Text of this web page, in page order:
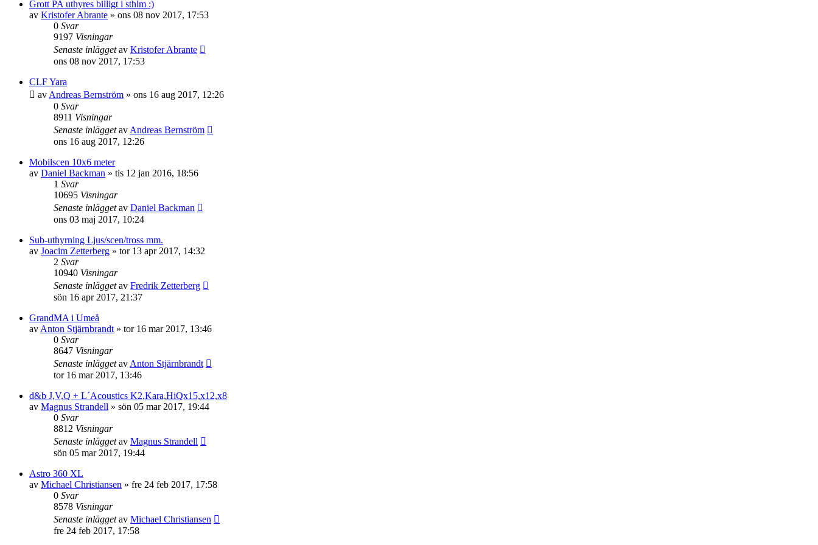
Grott PA uthyres billigt i sthlm :)
av Kristofer Abrante » ons 08 nov 2017, 17:53
0 Svar
9197 Visningar
Senaste inläggetav Kristofer Abrante
ons 08 nov 2017, 17:53
CLF Yara
av Andreas Bernström » ons 16 aug 2017, 12:26
0 Svar
8911 Visningar
Senaste inläggetav Andreas Bernström
ons 16 aug 2017, 12:26
Mobilscen 10x6 meter
av Daniel Backman » tis 12 jan 2016, 18:56
1 Svar
10695 Visningar
Senaste inläggetav Daniel Backman
ons 03 maj 2017, 10:24
Sub-uthyrning Ljus/scen/tross mm.
av Joacim Zetterberg » tor 13 apr 2017, 14:32
2 Svar
10940 Visningar
Senaste inläggetav Fredrik Zetterberg
sön 16 apr 2017, 21:37
GrandMA i Umeå
av Anton Stjärnbrandt » tor 16 mar 2017, 13:46
0 Svar
8647 Visningar
Senaste inläggetav Anton Stjärnbrandt
tor 16 mar 2017, 13:46
d&b J,V,Q + L´Acoustics K2,Kara,HiQx15,x12,x8
av Magnus Strandell » sön 05 mar 2017, 19:44
0 Svar
8812 Visningar
Senaste inläggetav Magnus Strandell
sön 05 mar 2017, 19:44
Astro 360 XL
av Michael Christiansen » fre 24 feb 2017, 17:58
0 Svar
8578 Visningar
Senaste inläggetav Michael Christiansen
fre 24 feb 2017, 17:58